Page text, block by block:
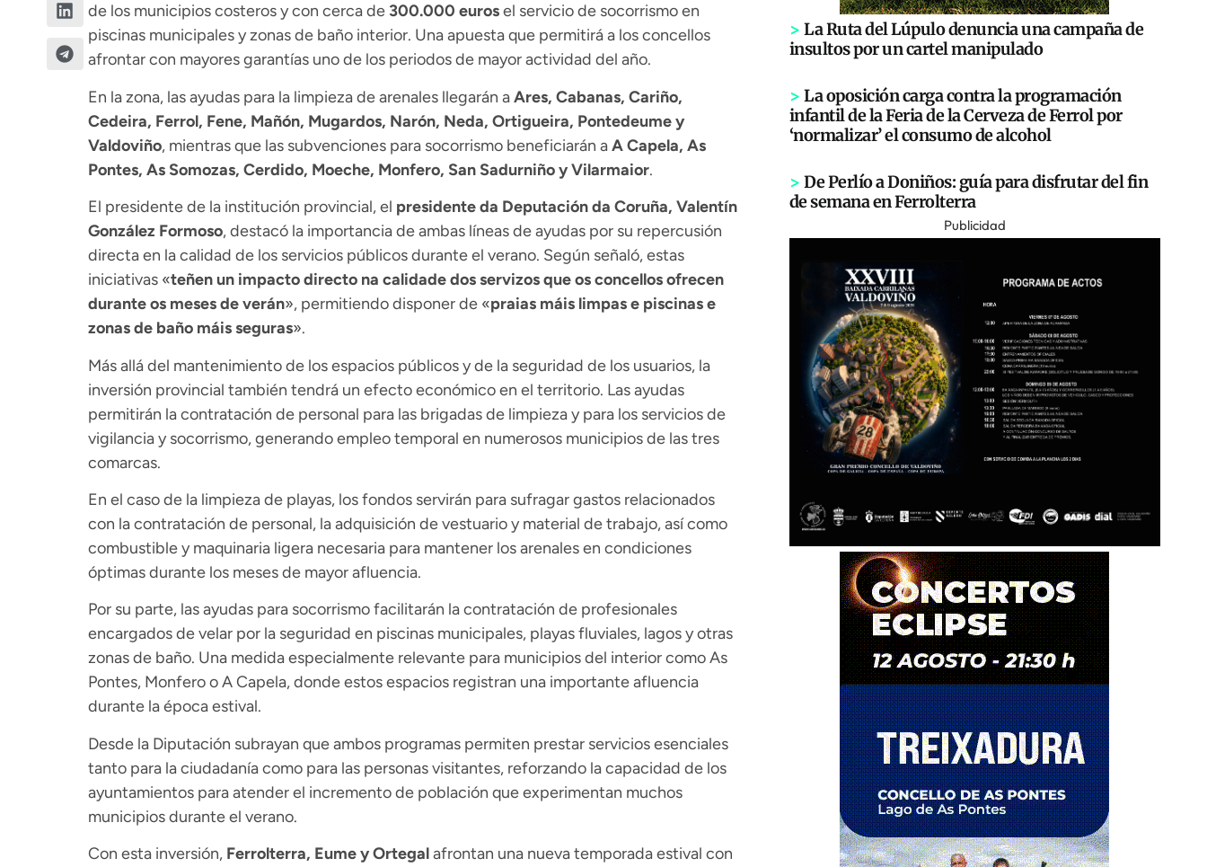
de los municipios costeros y con cerca de 300.000 eurosel servicio de socorrismo en
piscinas municipales y zonas de baño interior. Una apuesta que permitirá a los concellos
afrontar con mayores garantías uno de los periodos de mayor actividad del año.
En la zona, las ayudas para la limpieza de arenales llegarán aAres, Cabanas, Cariño,
Cedeira, Ferrol, Fene, Mañón, Mugardos, Narón, Neda, Ortigueira, Pontedeume y
Valdoviño, mientras que las subvenciones para socorrismo beneficiarán aA Capela, As
Pontes, As Somozas, Cerdido, Moeche, Monfero, San Sadurniño y Vilarmaior.
El presidente de la institución provincial, el presidente da Deputación da Coruña, Valentín
González Formoso, destacó la importancia de ambas líneas de ayudas por su repercusión
directa en la calidad de los servicios públicos durante el verano. Según señaló, estas
iniciativas «teñen un impacto directo na calidade dos servizos que os concellos ofrecen
durante os meses de verán», permitiendo disponer de «praias máis limpas e piscinas e
zonas de baño máis seguras».
Más allá del mantenimiento de los espacios públicos y de la seguridad de los usuarios, la
inversión provincial también tendrá un efecto económico en el territorio. Las ayudas
permitirán la contratación de personal para las brigadas de limpieza y para los servicios de
vigilancia y socorrismo, generando empleo temporal en numerosos municipios de las tres
comarcas.
En el caso de la limpieza de playas, los fondos servirán para sufragar gastos relacionados
con la contratación de personal, la adquisición de vestuario y material de trabajo, así como
combustible y maquinaria ligera necesaria para mantener los arenales en condiciones
óptimas durante los meses de mayor afluencia.
Por su parte, las ayudas para socorrismo facilitarán la contratación de profesionales
encargados de velar por la seguridad en piscinas municipales, playas fluviales, lagos y otras
zonas de baño. Una medida especialmente relevante para municipios del interior como As
Pontes, Monfero o A Capela, donde estos espacios registran una importante afluencia
durante la época estival.
Desde la Diputación subrayan que ambos programas permiten prestar servicios esenciales
tanto para la ciudadanía como para las personas visitantes, reforzando la capacidad de los
ayuntamientos para atender el incremento de población que experimentan muchos
municipios durante el verano.
Con esta inversión, Ferrolterra, Eume y Ortegalafrontan una nueva temporada estival con
> La Ruta del Lúpulo denuncia una campaña de
insultos por un cartel manipulado
> La oposición carga contra la programación
infantil de la Feria de la Cerveza de Ferrol por
‘normalizar’ el consumo de alcohol
> De Perlío a Doniños: guía para disfrutar del fin
de semana en Ferrolterra
Publicidad